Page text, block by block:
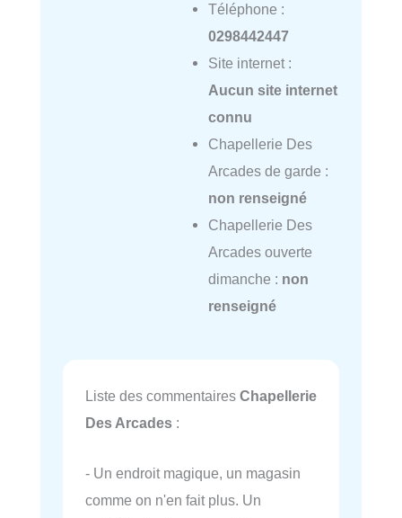
Téléphone :
0298442447
Site internet :
Aucun site internet
connu
Chapellerie Des
Arcades de garde :
non renseigné
Chapellerie Des
Arcades ouverte
dimanche : non
renseigné
Liste des commentaires Chapellerie
Des Arcades :
- Un endroit magique, un magasin
comme on n'en fait plus. Un